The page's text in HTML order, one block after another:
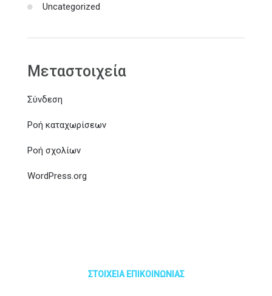
Uncategorized
Μεταστοιχεία
Σύνδεση
Ροή καταχωρίσεων
Ροή σχολίων
WordPress.org
ΣΤΟΙΧΕΙΑ ΕΠΙΚΟΙΝΩΝΙΑΣ